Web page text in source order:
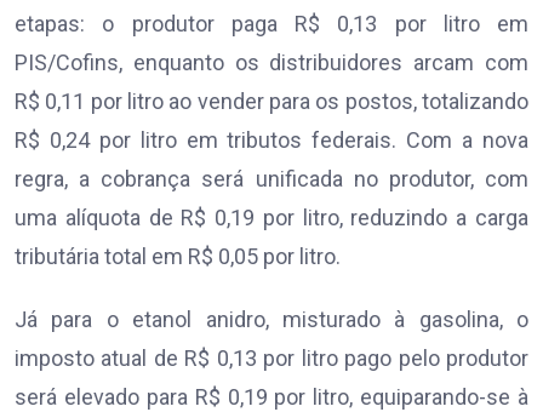
etapas: o produtor paga R$ 0,13 por litro em
PIS/Cofins, enquanto os distribuidores arcam com
R$ 0,11 por litro ao vender para os postos, totalizando
R$ 0,24 por litro em tributos federais. Com a nova
regra, a cobrança será unificada no produtor, com
uma alíquota de R$ 0,19 por litro, reduzindo a carga
tributária total em R$ 0,05 por litro.
Já para o etanol anidro, misturado à gasolina, o
imposto atual de R$ 0,13 por litro pago pelo produtor
será elevado para R$ 0,19 por litro, equiparando-se à